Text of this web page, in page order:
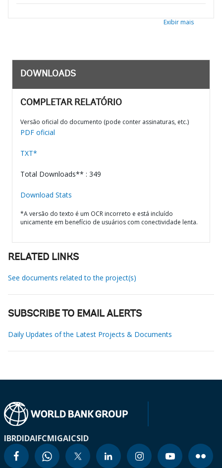
Exibir mais
DOWNLOADS
COMPLETAR RELATÓRIO
Versão oficial do documento (pode conter assinaturas, etc.)
PDF oficial
TXT*
Total Downloads** : 349
Download Stats
*A versão do texto é um OCR incorreto e está incluído
unicamente em benefício de usuários com conectividade lenta.
RELATED LINKS
See documents related to the project(s)
SUBSCRIBE TO EMAIL ALERTS
Daily Updates of the Latest Projects & Documents
IBRDIDAIFCMIGAICSID